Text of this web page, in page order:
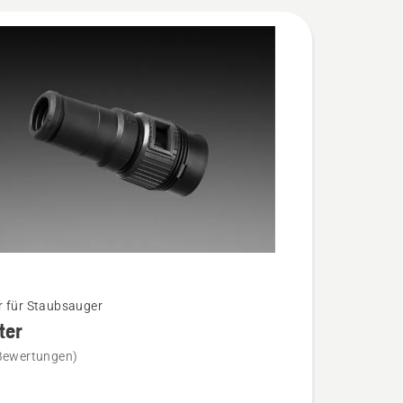
für Staubsauger